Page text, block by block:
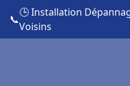
📞
🕒 Installation
Voisins